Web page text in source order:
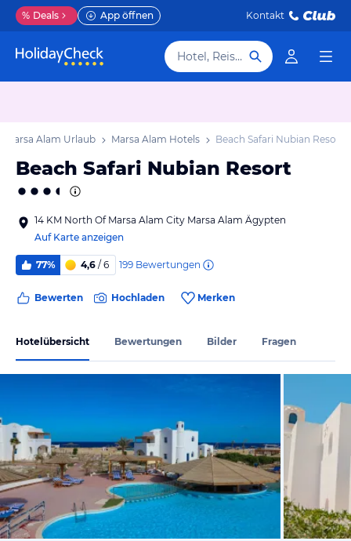
% Deals App öffnen Kontakt
Hotel, Reiseziel
Marsa Alam Urlaub Marsa Alam Hotels Beach Safari Nubian Resort
Beach Safari Nubian Resort
14 KM North Of Marsa Alam City Marsa Alam Ägypten
Auf Karte anzeigen
77% 4,6 / 6 199 Bewertungen
Bewerten Hochladen Merken
Hotelübersicht Bewertungen Bilder Fragen
vom